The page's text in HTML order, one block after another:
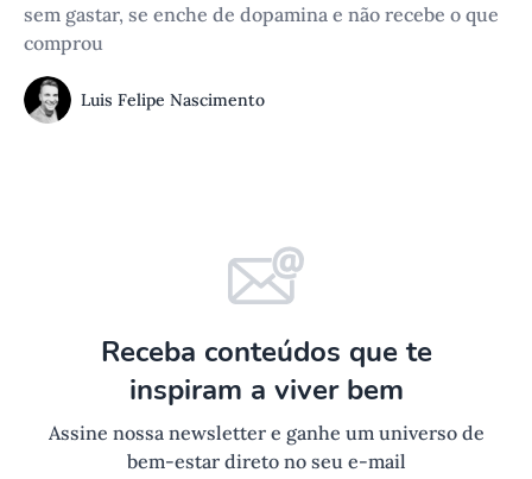
sem gastar, se enche de dopamina e não recebe o que
comprou
Luis Felipe Nascimento
Receba conteúdos que te
inspiram a viver bem
Assine nossa newsletter e ganhe um universo de
bem-estar direto no seu e-mail